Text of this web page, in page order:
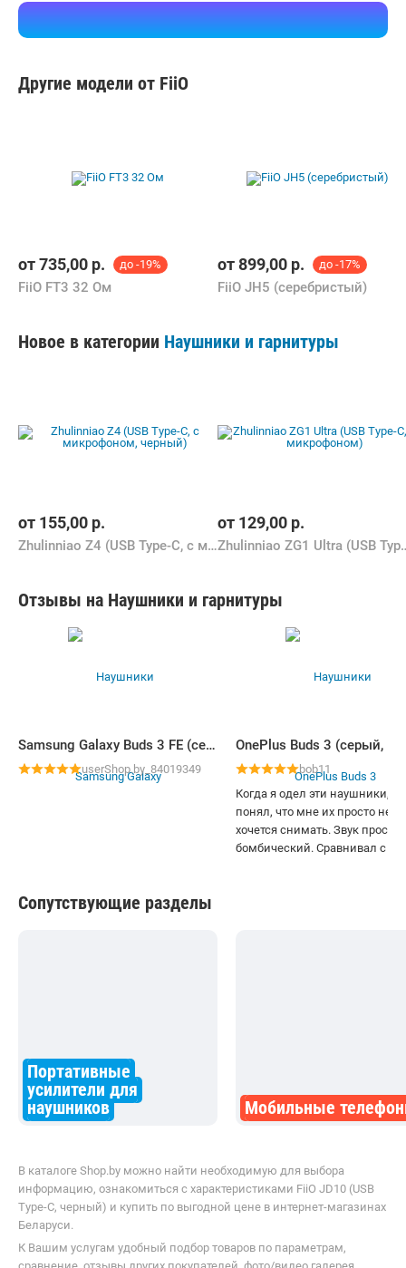
Другие модели от FiiO
от735,00 р. до -19%
FiiO FT3 32 Ом
от899,00 р. до -17%
FiiO JH5 (серебристый)
Новое в категории Наушники и гарнитуры
от 155,00 р.
Zhulinniao Z4 (USB Type-C, с микрофоном, черный)
от 129,00 р.
Zhulinniao
Отзывы на Наушники и гарнитуры
Samsung Galaxy Buds 3 FE (серый)
userShop.by_84019349
bob11
Когда я одел эти наушники, я
понял, что мне их просто не
хочется снимать. Звук просто
бомбический. Сравнивал с
поэтому через 15-20 минут
спокойно можно продолжать
предыдущие модели.
Сопутствующие разделы
Портативные
усилители для
наушников
Мобильные
В каталоге Shop.by можно найти необходимую для выбора
информацию, ознакомиться с характеристиками FiiO JD10 (USB
Type-C, черный) и купить по выгодной цене в интернет-магазинах
Беларуси.
К Вашим услугам удобный подбор товаров по параметрам,